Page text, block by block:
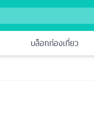
บล็อกท่องเที่ยว